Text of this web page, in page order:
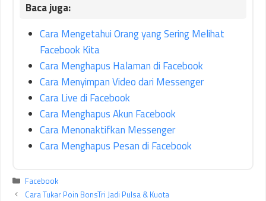
Cara Mengetahui Orang yang Sering Melihat
Facebook Kita
Cara Menghapus Halaman di Facebook
Cara Menyimpan Video dari Messenger
Cara Live di Facebook
Cara Menghapus Akun Facebook
Cara Menonaktifkan Messenger
Cara Menghapus Pesan di Facebook
Kategori
Facebook
Cara Tukar Poin BonsTri Jadi Pulsa & Kuota